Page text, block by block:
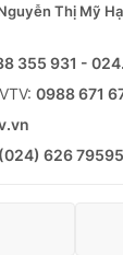
Thị Mỹ
355 931 -
0988 671
(024) 626 79595